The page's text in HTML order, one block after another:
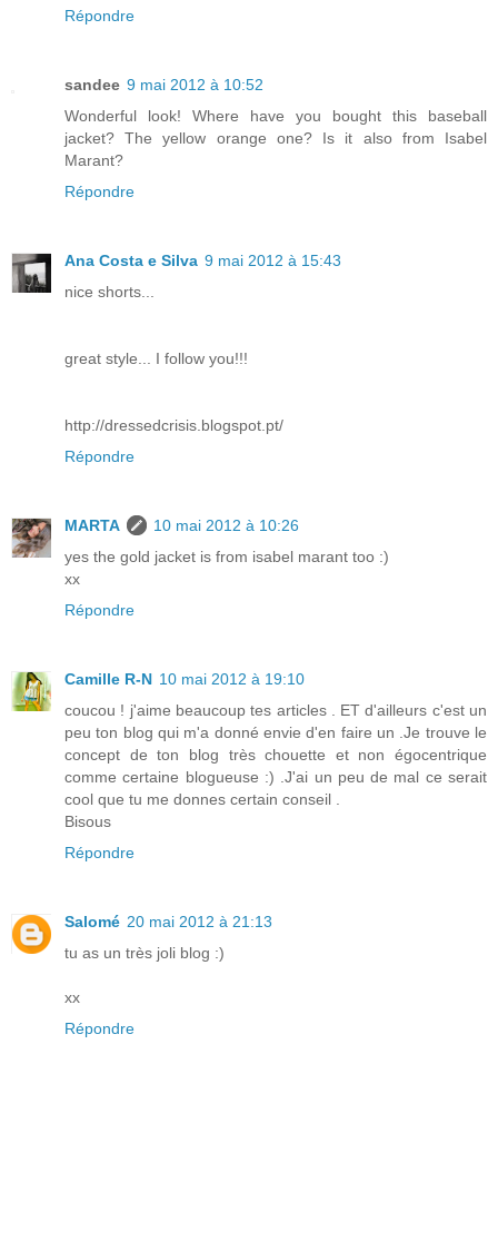
Répondre
sandee 9 mai 2012 à 10:52
Wonderful look! Where have you bought this baseball
jacket? The yellow orange one? Is it also from Isabel
Marant?
Répondre
Ana Costa e Silva 9 mai 2012 à 15:43
nice shorts...
great style... I follow you!!!
http://dressedcrisis.blogspot.pt/
Répondre
MARTA
10 mai 2012 à 10:26
yes the gold jacket is from isabel marant too :)
xx
Répondre
Camille R-N 10 mai 2012 à 19:10
coucou ! j'aime beaucoup tes articles . ET d'ailleurs c'est un
peu ton blog qui m'a donné envie d'en faire un .Je trouve le
concept de ton blog très chouette et non égocentrique
comme certaine blogueuse :) .J'ai un peu de mal ce serait
cool que tu me donnes certain conseil .
Bisous
Répondre
Salomé 20 mai 2012 à 21:13
tu as un très joli blog :)
xx
Répondre